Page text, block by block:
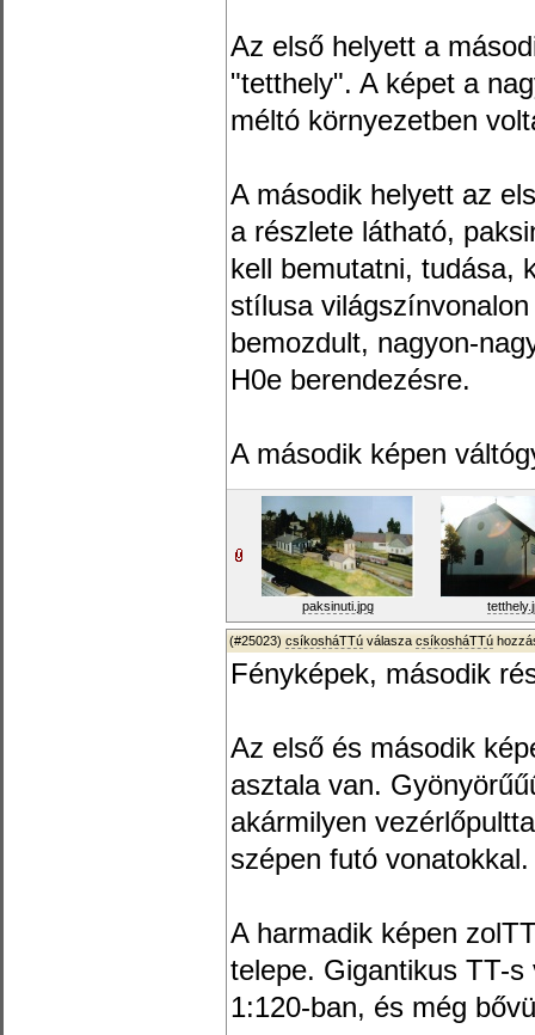
Az első helyett a
"tetthely". A képet a
méltó környezetben
A második helyett az
a részlete látható,
kell bemutatni, tudása,
stílusa
bemozdult, nagyon-
H0e berendezésre.
A második képen
paksinuti.jpg
(#25023) csíkosháTTú válasza csíkosháTTú
Fényképek, második
Az első és második
asztala van.
akármilyen
szépen futó vonatokkal.
A harmadik képen
telepe. Gigantikus TT-
1:120-ban, és még